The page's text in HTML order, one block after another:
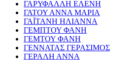
ΓΑΡΥΦΑΛΛΗ ΕΛΕΝΗ
ΓΑΤΟΥ ΑΝΝΑ ΜΑΡΙΑ
ΓΑΪΤΑΝΗ ΗΛΙΑΝΝΑ
ΓΕΜΠΤΟΥ ΦΑΝΗ
ΓΕΜΤΟΥ ΦΑΝΗ
ΓΕΝΝΑΤΑΣ ΓΕΡΑΣΙΜΟΣ
ΓΕΡΑΛΗ ΑΝΝΑ